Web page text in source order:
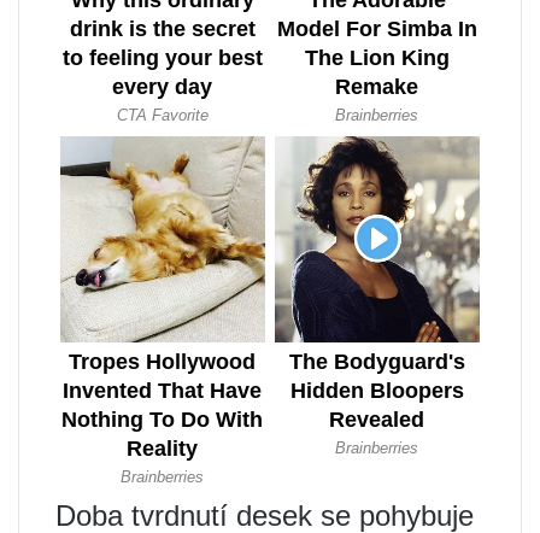
Doba tvrdnutí desek se pohybuje